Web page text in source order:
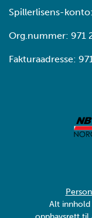
Spillerlisens-
Org.nummer: 971
Fakturaadresse:
Alt